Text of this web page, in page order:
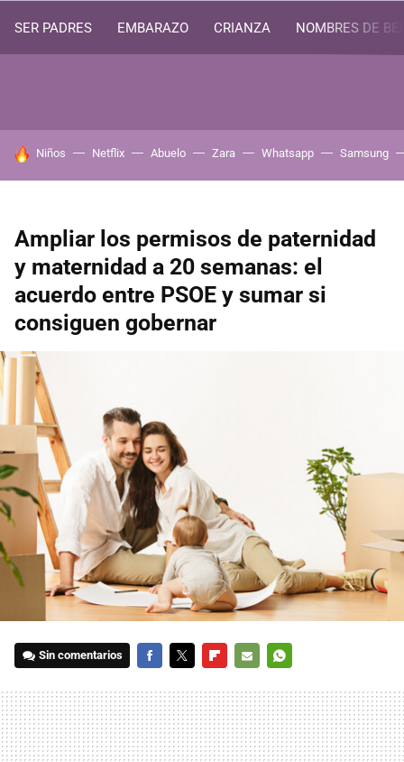
SER PADRES EMBARAZO CRIANZA NOMBRES DE
HOY SE HABLA DE
Niños Netflix Abuelo Zara Whatsapp Samsung
Ampliar los permisos de paternidad
y maternidad a 20 semanas: el
acuerdo entre PSOE y sumar si
consiguen gobernar
Sin comentarios
MAIL